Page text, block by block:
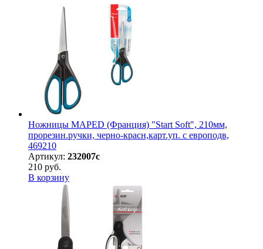
Ножницы MAPED (Франция) "Start Soft", 210мм,
прорезин.ручки, черно-красн,карт.уп. с европодв,
469210
Артикул: 232007с
210 руб.
В корзину